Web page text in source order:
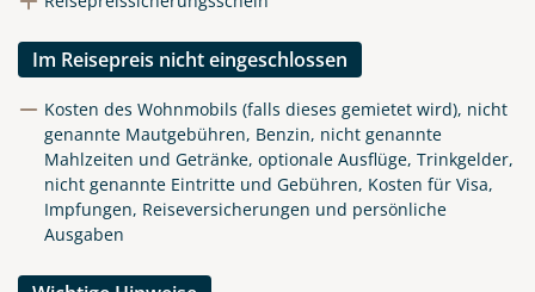
Im Reisepreis nicht eingeschlossen
Kosten des Wohnmobils (falls dieses gemietet wird), nicht
genannte Mautgebühren, Benzin, nicht genannte
Mahlzeiten und Getränke, optionale Ausflüge, Trinkgelder,
nicht genannte Eintritte und Gebühren, Kosten für Visa,
Impfungen, Reiseversicherungen und persönliche
Ausgaben